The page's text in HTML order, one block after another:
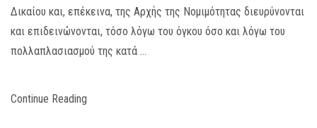
Δικαίου και, επέκεινα, της Αρχής της Νομιμότητας διευρύνονται
και επιδεινώνονται, τόσο λόγω του όγκου όσο και λόγω του
πολλαπλασιασμού της κατά …
Continue Reading